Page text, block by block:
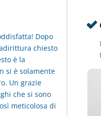
Dopo
chiesto
è la
si è solamente
Un grazie
che si sono
meticolosa di